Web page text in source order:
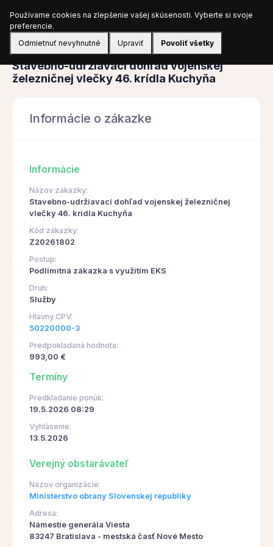
Prihlásiť sa
Obstarávanie
Stavebno-udržiavací dohľad vojenskej
železničnej vlečky 46. krídla Kuchyňa
Informácie o zákazke
Informácie
Názov zákazky:
Stavebno-udržiavací dohľad vojenskej železničnej
vlečky 46. krídla Kuchyňa
Kód zákazky:
Z20261802
Postup:
Podlimitná zákazka s využitím EKS
Druh:
Služby
Hlavný CPV:
50220000-3
Predpokladaná hodnota:
993,00 €
Termíny
Predkladanie ponúk:
19.5.2026 08:29
Vyhlásenie:
13.5.2026
Verejný obstarávateľ
Názov organizácie:
Ministerstvo obrany Slovenskej republiky
Adresa:
Námestie generála Viesta
83247 Bratislava - mestská časť Nové Mesto
Používame cookies na zlepšenie vašej skúsenosti. Vyberte si svoje
preferencie.
Odmietnuť nevyhnutné
Upraviť Povoliť všetky